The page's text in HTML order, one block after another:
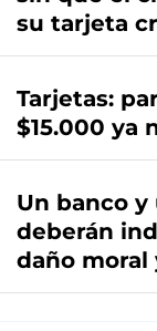
su tarjeta
Tarjetas:
$15.000 ya
Un banco
deberán
daño moral